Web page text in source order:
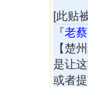
[此贴
『老蔡
【楚
是让
或者